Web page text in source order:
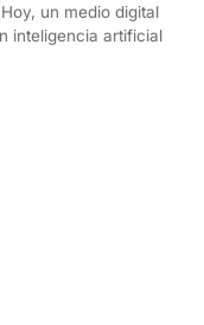
un medio digital
inteligencia artificial